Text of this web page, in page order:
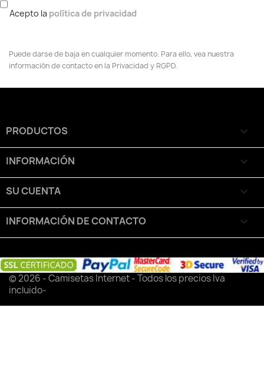
Acepto la política de privacidad
Puede darse de baja en cualquier momento. Para ello, vea nuestra
información de contacto en la Privacidad y RGPD.
PRODUCTOS 
INFORMACIÓN 
SU CUENTA 
INFORMACIÓN DE CONTACTO keyboard_arrow_down
© 2026 - Camisetas Internet - Todos los precios Iva
incluido-